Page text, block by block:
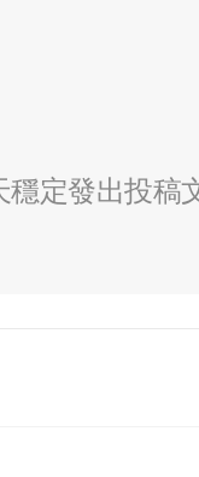
定發出投稿